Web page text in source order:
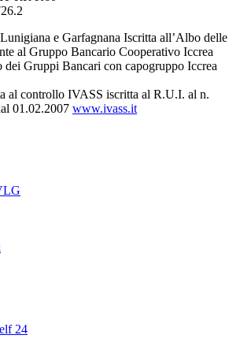
e Garfagnana Iscritta all’Albo delle
al Gruppo Bancario Cooperativo Iccrea
dei Gruppi Bancari con capogruppo Iccrea
al controllo IVASS iscritta al R.U.I. al n.
01.02.2007 www.ivass.it
24